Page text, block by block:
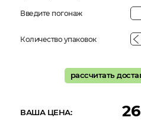
Введите погонаж
Количество упаковок
рассчитать
ВАША ЦЕНА: